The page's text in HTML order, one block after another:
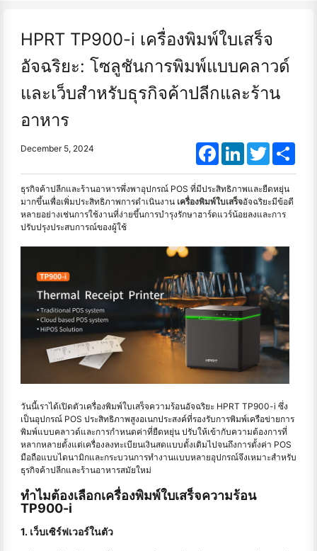
HPRT TP900-i เครื่องพิมพ์ใบเสร็จ
อัจฉริยะ: โซลูชันการพิมพ์แบบคลาวด์
และเว็บสำหรับธุรกิจค้าปลีกและร้าน
อาหาร
December 5, 2024 FacebookLinkedInTwitter
ธุรกิจค้าปลีกและร้านอาหารพึ่งพาอุปกรณ์ POS ที่มีประสิทธิภาพและยืดหยุ่น
มากขึ้นเพื่อเพิ่มประสิทธิภาพการดำเนินงาน เครื่องพิมพ์ใบเสร็จอัจฉริยะมีข้อดี
หลายอย่างเช่นการใช้งานที่ง่ายขึ้นการบำรุงรักษาฮาร์ดแวร์น้อยลงและการ
ปรับปรุงประสบการณ์ของผู้ใช้
วันนี้เราได้เปิดตัวเครื่องพิมพ์ใบเสร็จความร้อนอัจฉริยะ HPRT TP900-i ซึ่ง
เป็นอุปกรณ์ POS ประสิทธิภาพสูงอเนกประสงค์ที่รองรับการพิมพ์เครือข่ายการ
พิมพ์แบบคลาวด์และการกำหนดค่าที่ยืดหยุ่น ปรับให้เข้ากับความต้องการที่
หลากหลายตั้งแต่เครื่องลงทะเบียนเงินสดแบบดั้งเดิมไปจนถึงการตั้งค่า POS
มือถือแบบไดนามิกและกระบวนการทำงานแบบหลายอุปกรณ์จึงเหมาะสำหรับ
ธุรกิจค้าปลีกและร้านอาหารสมัยใหม่
ทำไมต้องเลือกเครื่องพิมพ์ใบเสร็จความร้อน
TP900-i
1. เว็บเซิร์ฟเวอร์ในตัว